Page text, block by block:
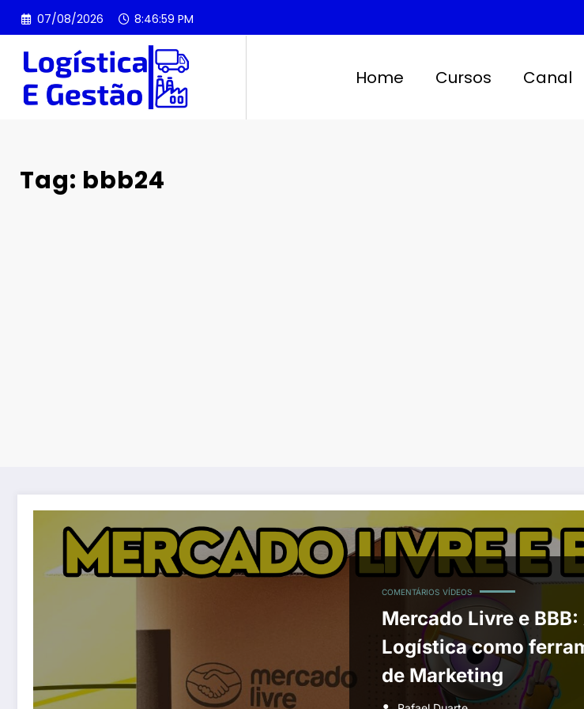
Pular
para
conteúdo
07/08/2026 8:47:00 PM
Home Cursos Canal
Tag: bbb24
COMENTÁRIOS VÍDEOS
Mercado Livre e BBB:
Logística como
de Marketing